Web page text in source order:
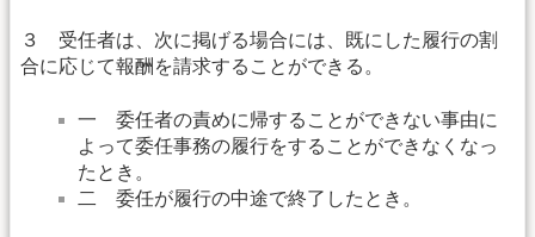
３ 受任者は、次に掲げる場合には、既にした履行の割
合に応じて報酬を請求することができる。
一 委任者の責めに帰することができない事由に
よって委任事務の履行をすることができなくなっ
たとき。
二 委任が履行の中途で終了したとき。